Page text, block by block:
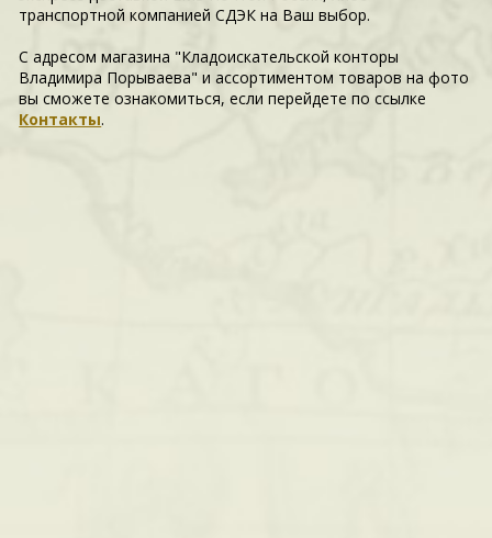
транспортной компанией СДЭК на Ваш выбор.
С адресом магазина "Кладоискательской конторы
Владимира Порываева" и ассортиментом товаров на фото
вы сможете ознакомиться, если перейдете по ссылке
Контакты.